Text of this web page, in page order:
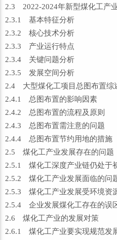
2.3 2022-2024年新型煤化工产
2.3.1 基本特征分析
2.3.2 核心技术分析
2.3.3 产业运行特点
2.3.4 关键问题分析
2.3.5 发展空间分析
2.4 大型煤化工项目总图布置综
2.4.1 总图布置的影响因素
2.4.2 总图布置的流程及原则
2.4.3 总图布置需注意的问题
2.4.4 总图布置节约用地的措施
2.5 煤化工产业发展存在的问题
2.5.1 煤化工深度产业链仍处于
2.5.2 煤化工产业发展面临的问
2.5.3 煤化工产业发展受环境资
2.5.4 企业发展煤化工存在的误
2.6 煤化工产业的发展对策
2.6.1 煤化工产业要实现规范发